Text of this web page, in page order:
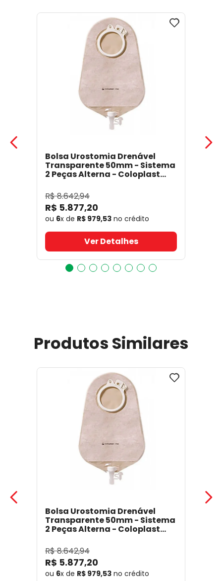
Bolsa Urostomia Drenável
Transparente 50mm - Sistema
2 Peças Alterna - Coloplast
R$8.642,94
R$ 5.877,20
ou 6x de R$ 979,53 no crédito
Ver Detalhes
Produtos Similares
Bolsa Urostomia Drenável
Transparente 50mm - Sistema
2 Peças Alterna - Coloplast
R$8.642,94
R$ 5.877,20
ou 6x de R$ 979,53 no crédito